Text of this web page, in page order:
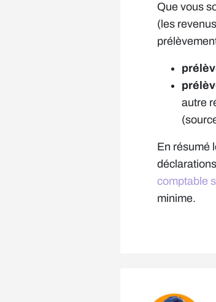
Que vous
(les
autre
En résumé
comptable
minime.